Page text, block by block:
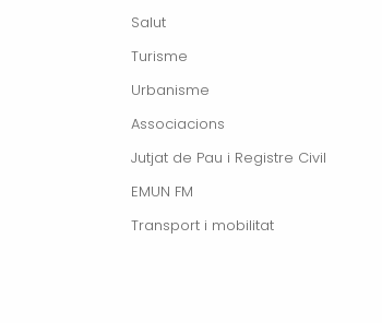
Salut
Turisme
Urbanisme
Associacions
Jutjat de Pau i Registre Civil
EMUN FM
Transport i mobilitat